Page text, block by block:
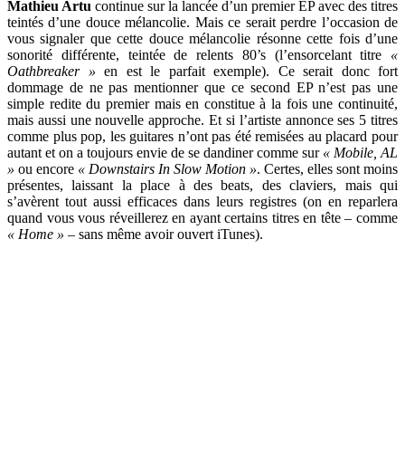
Mathieu Artu continue sur la lancée d’un premier EP avec des titres
teintés d’une douce mélancolie. Mais ce serait perdre l’occasion de
vous signaler que cette douce mélancolie résonne cette fois d’une
sonorité différente, teintée de relents 80’s (l’ensorcelant titre «
Oathbreaker » en est le parfait exemple). Ce serait donc fort
dommage de ne pas mentionner que ce second EP n’est pas une
simple redite du premier mais en constitue à la fois une continuité,
mais aussi une nouvelle approche. Et si l’artiste annonce ses 5 titres
comme plus pop, les guitares n’ont pas été remisées au placard pour
autant et on a toujours envie de se dandiner comme sur « Mobile, AL
» ou encore « Downstairs In Slow Motion ». Certes, elles sont moins
présentes, laissant la place à des beats, des claviers, mais qui
s’avèrent tout aussi efficaces dans leurs registres (on en reparlera
quand vous vous réveillerez en ayant certains titres en tête – comme
« Home » – sans même avoir ouvert iTunes).